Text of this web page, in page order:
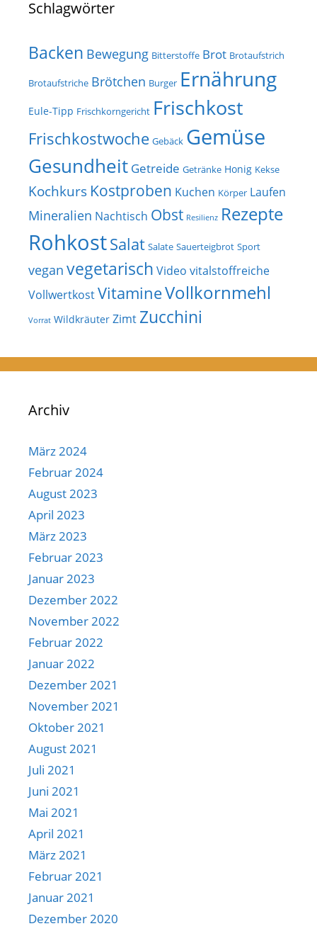
Schlagwörter
Backen Bewegung Bitterstoffe Brot Brotaufstrich
Brotaufstriche Brötchen Burger Ernährung
Eule-Tipp Frischkorngericht Frischkost
Frischkostwoche Gebäck Gemüse
Gesundheit Getreide Getränke Honig Kekse
Kochkurs Kostproben Kuchen Körper Laufen
Mineralien Nachtisch Obst Resilienz Rezepte
RohkostSalat Salate Sauerteigbrot Sport
vegan vegetarisch Video vitalstoffreiche
VollwertkostVitamineVollkornmehl
Vorrat Wildkräuter Zimt Zucchini
Archiv
März 2024
Februar 2024
August 2023
April 2023
März 2023
Februar 2023
Januar 2023
Dezember 2022
November 2022
Februar 2022
Januar 2022
Dezember 2021
November 2021
Oktober 2021
August 2021
Juli 2021
Juni 2021
Mai 2021
April 2021
März 2021
Februar 2021
Januar 2021
Dezember 2020